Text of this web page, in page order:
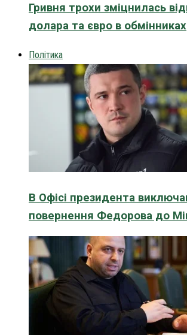
Гривня трохи зміцнилась
долара та євро в обмінниках
Політика
В Офісі президента
повернення Федорова до